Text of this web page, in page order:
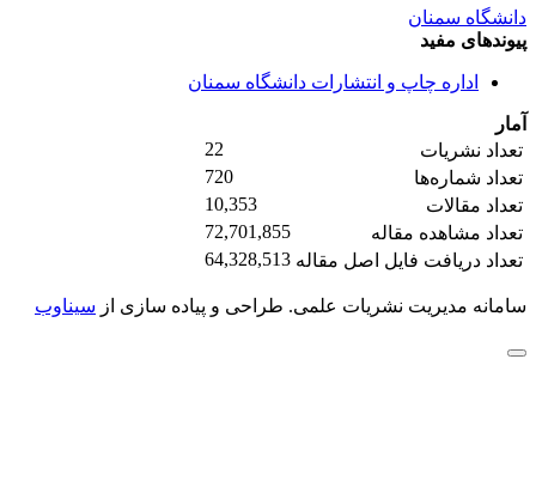
دانشگاه سمنان
پیوندهای مفید
اداره چاپ و انتشارات دانشگاه سمنان
آمار
تعداد نشریات
22
تعداد شماره‌ها
720
تعداد مقالات
10,353
تعداد مشاهده مقاله
72,701,855
تعداد دریافت فایل اصل مقاله 64,328,513
سامانه مدیریت نشریات علمی. طراحی و پیاده سازی از سیناوب